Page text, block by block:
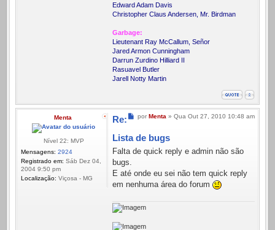
Edward Adam Davis
Christopher Claus Andersen, Mr. Birdman
Garbage:
Lieutenant Ray McCallum, Señor
Jared Armon Cunningham
Darrun Zurdino Hilliard II
Rasuavel Butler
Jarell Notty Martin
Menta
Nível 22: MVP
Mensagens: 2924
Registrado em: Sáb Dez 04,
2004 9:50 pm
Localização: Viçosa - MG
Mensagem
por Menta » Qua Out 27, 2010 10:48 am
Re:
Lista de bugs
Falta de quick reply e admin não são
bugs.
E até onde eu sei não tem quick reply
em nenhuma área do forum